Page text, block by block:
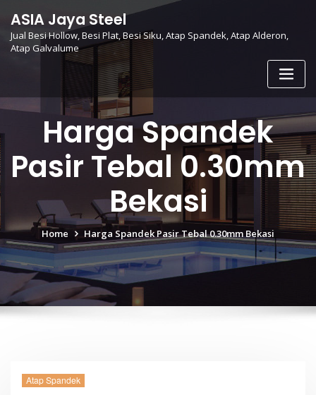
content
ASIA Jaya Steel
Jual Besi Hollow, Besi Plat, Besi Siku, Atap Spandek, Atap Alderon,
Atap Galvalume
Harga Spandek
Pasir Tebal 0.30mm
Bekasi
Home Harga Spandek Pasir Tebal 0.30mm Bekasi
Atap Spandek